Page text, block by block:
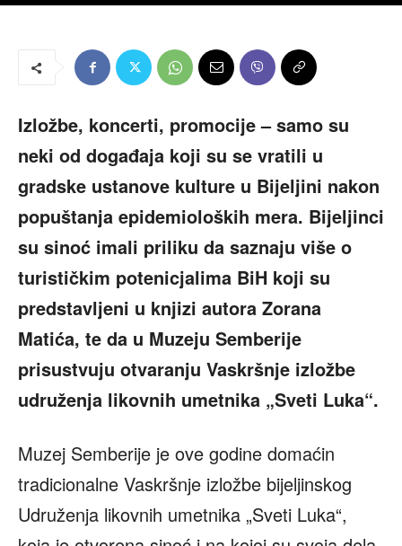
Izložbe, koncerti, promocije – samo su
neki od događaja koji su se vratili u
gradske ustanove kulture u Bijeljini nakon
popuštanja epidemioloških mera. Bijeljinci
su sinoć imali priliku da saznaju više o
turističkim potenicjalima BiH koji su
predstavljeni u knjizi autora Zorana
Matića, te da u Muzeju Semberije
prisustvuju otvaranju Vaskršnje izložbe
udruženja likovnih umetnika „Sveti Luka“.
Muzej Semberije je ove godine domaćin
tradicionalne Vaskršnje izložbe bijeljinskog
Udruženja likovnih umetnika „Sveti Luka“,